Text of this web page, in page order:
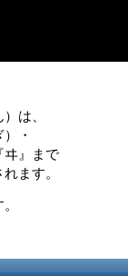
は、
・
ヰ』まで
ます。